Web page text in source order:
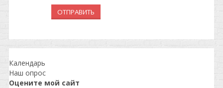
ОТПРАВИТЬ
Календарь
Наш опрос
Оцените мой сайт